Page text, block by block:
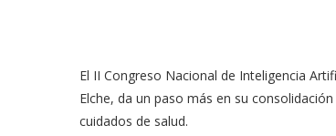
El II Congreso Nacional de Inteligencia
Elche, da un paso más en su
cuidados de salud.